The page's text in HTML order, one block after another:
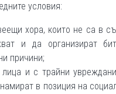
условия:
хора, които не са в
и да организират
причини;
и с трайни
в позиция на